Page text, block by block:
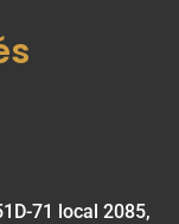
71 local 2085,